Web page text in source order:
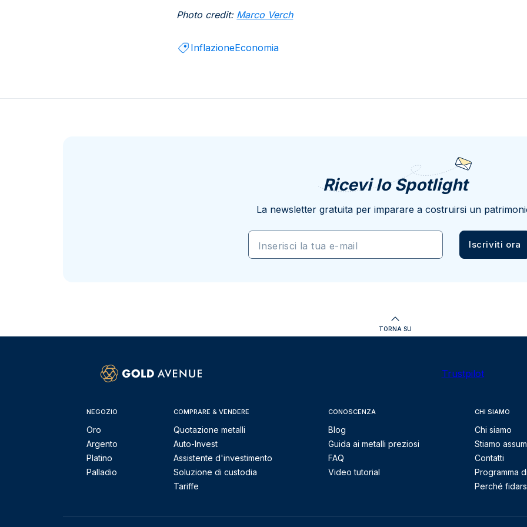
Photo credit: Marco Verch
InflazioneEconomia
Ricevi lo Spotlight
La newsletter gratuita per imparare a costruirsi un
Inserisci la tua e-mail Iscriviti ora
TORNA SU
Trustpilot
NEGOZIO
Oro
Argento
Platino
Palladio
COMPRARE & VENDERE
Quotazione metalli
Auto-Invest
Assistente d'investimento
Soluzione di custodia
Tariffe
CONOSCENZA
Blog
Guida ai metalli preziosi
FAQ
Video tutorial
CHI SIAMO
Chi siamo
Stiamo
Contatti
Programma
Perché